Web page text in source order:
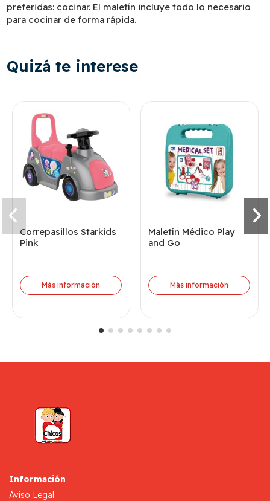
preferidas: cocinar. El maletín incluye todo lo necesario
para cocinar de forma rápida.
Quizá te interese
Correpasillos Starkids
Pink
Más información
Maletín Médico Play
and Go
Más información
Información
Aviso Legal